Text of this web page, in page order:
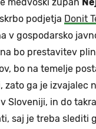
medvoški župan
podjetja Donit
v gospodarsko
bo prestavitev
bo na temelje
ga je izvajalec
Sloveniji, in do
saj je treba slediti